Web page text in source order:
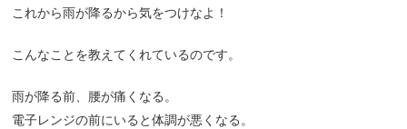
これから雨が降るから気をつけなよ！
こんなことを教えてくれているのです。
雨が降る前、腰が痛くなる。
電子レンジの前にいると体調が悪くなる。